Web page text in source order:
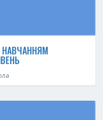
НАВЧАННЯМ